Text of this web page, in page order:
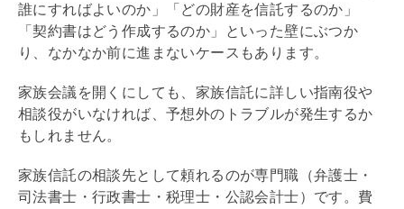
誰にすればよいのか」「どの財産を信託するのか」
「契約書はどう作成するのか」といった壁にぶつか
り、なかなか前に進まないケースもあります。
家族会議を開くにしても、家族信託に詳しい指南役や
相談役がいなければ、予想外のトラブルが発生するか
もしれません。
家族信託の相談先として頼れるのが専門職（弁護士・
司法書士・行政書士・税理士・公認会計士）です。費